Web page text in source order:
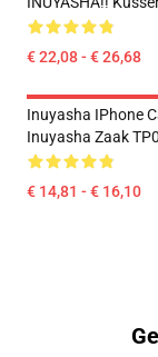
€ 22,08 - € 26,68
Inuyasha IPhone
Inuyasha Zaak
€ 14,81 - € 16,10